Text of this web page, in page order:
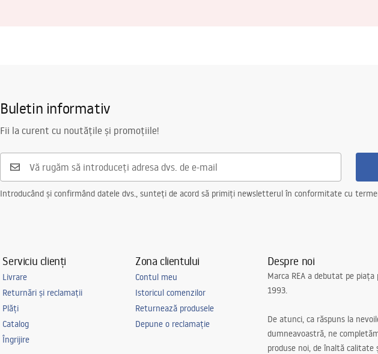
Buletin informativ
Fii la curent cu noutățile și promoțiile!
Introducând și confirmând datele dvs., sunteți de acord să primiți newsletterul în conformitate cu
Serviciu clienți
Livrare
Returnări și reclamații
Plăți
Catalog
Îngrijire
Zona clientului
Contul meu
Istoricul comenzilor
Returnează produsele
Depune o reclamație
Despre noi
Marca REA a debutat pe piața
1993.
De atunci, ca răspuns la
dumneavoastră, ne
produse noi, de înaltă calitate